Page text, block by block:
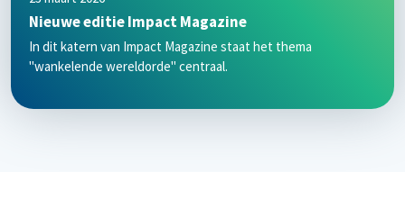
Nieuwe editie Impact Magazine
In dit katern van Impact Magazine staat het thema
"wankelende wereldorde" centraal.